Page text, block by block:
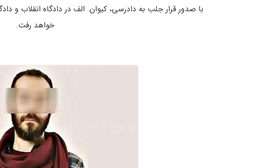
با صدور قرار جلب به دادرسی، کیوان. الف در دادگاه انقلاب و
خواهد ‌رفت.